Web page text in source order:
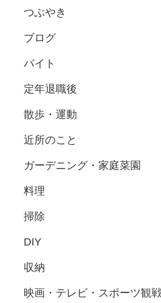
つぶやき
ブログ
バイト
定年退職後
散歩・運動
近所のこと
ガーデニング・家庭菜園
料理
掃除
DIY
収納
映画・テレビ・スポーツ観